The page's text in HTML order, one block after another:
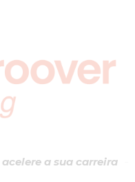
a sua carreira